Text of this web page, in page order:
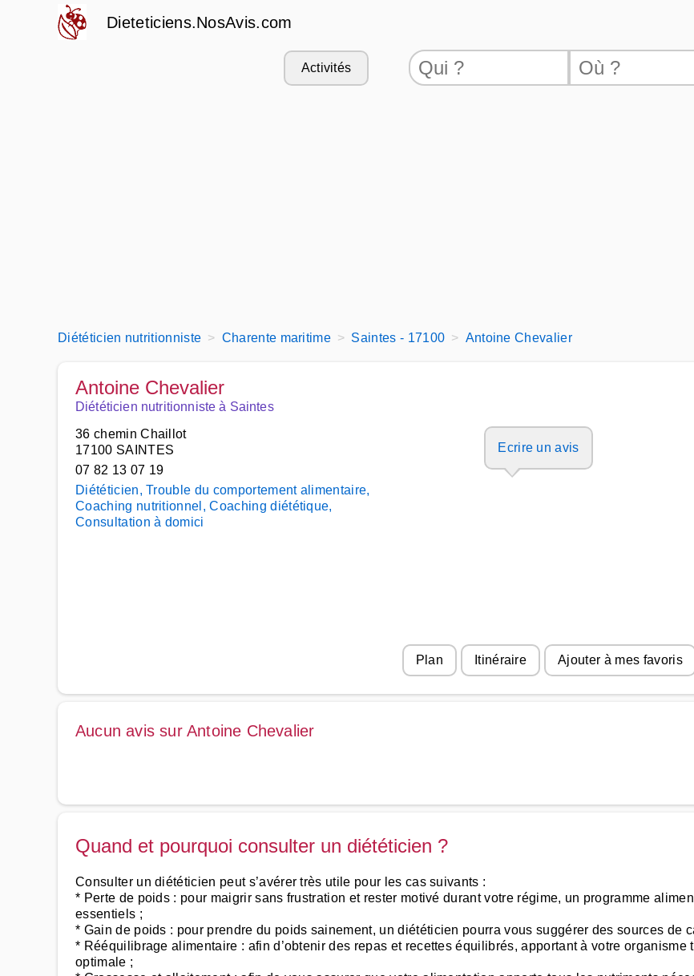
Dieteticiens.NosAvis.com
Activités
Diététicien nutritionniste Charente maritime Saintes - 17100 Antoine Chevalier
Antoine Chevalier
Diététicien nutritionniste à Saintes
36 chemin Chaillot
17100 SAINTES
07 82 13 07 19
Diététicien, Trouble du comportement alimentaire,
Coaching nutritionnel, Coaching diététique,
Consultation à domici
Ecrire un avis
Plan Itinéraire Ajouter à mes favoris
Aucun avis sur Antoine Chevalier
Quand et pourquoi consulter un diététicien ?
Consulter un diététicien peut s’avérer très utile pour les cas suivants :
* Perte de poids : pour maigrir sans frustration et rester motivé durant votre régime, un programme
essentiels ;
* Gain de poids : pour prendre du poids sainement, un diététicien pourra vous suggérer des sources de
* Rééquilibrage alimentaire : afin d’obtenir des repas et recettes équilibrés, apportant à votre
optimale ;